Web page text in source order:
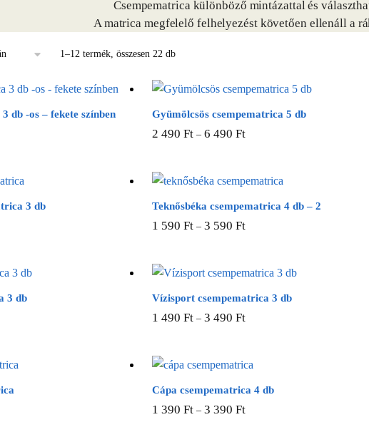
Csempematrica különböző mintázattal és
A matrica megfelelő felhelyezést követően ellenáll a
1–12 termék, összesen 22 dbSorted
latest
db -os – fekete színben Gyümölcsös csempematrica 5 db
2 490 Ft– 6 490 FtEnnek
több
variációja
van.
a
termékoldalon
3 db Teknősbéka csempematrica 4 db – 2
1 590 Ft– 3 590 FtEnnek
több
variációja
van.
a
termékoldalon
3 db Vízisport csempematrica 3 db
1 490 Ft– 3 490 FtEnnek
több
variációja
van.
Cápa csempematrica 4 db
1 390 Ft– 3 390 FtEnnek